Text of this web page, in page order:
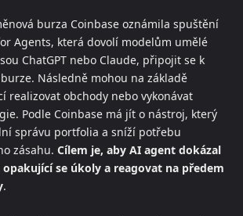
burza Coinbase oznámila spuštění
Agents, která dovolí modelům umělé
ChatGPT nebo Claude, připojit se k
Následně mohou na základě
realizovat obchody nebo vykonávat
Podle Coinbase má jít o nástroj, který
správu portfolia a sníží potřebu
zásahu. Cílem je, aby AI agent dokázal
se úkoly a reagovat na předem
.